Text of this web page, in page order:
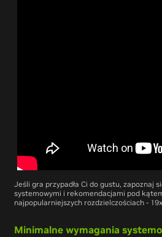
Jeśli gra przypadła Ci do gustu, zapoznaj
systemowymi i rekomendacjami pod
najpopularniejszych rozdzielczościach -
Minimalne wymagania